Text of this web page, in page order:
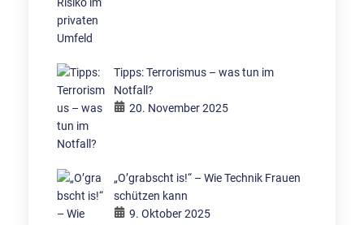
Tipps: Terrorismus – was tun im
Notfall?
20. November 2025
„O’grabscht is!“ – Wie Technik Frauen
schützen kann
9. Oktober 2025